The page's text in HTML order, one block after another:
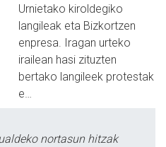
Urnietako kiroldegiko
langileak eta Bizkortzen
enpresa. Iragan urteko
irailean hasi zituzten
bertako langileek protestak
e…
nortasun hitzak